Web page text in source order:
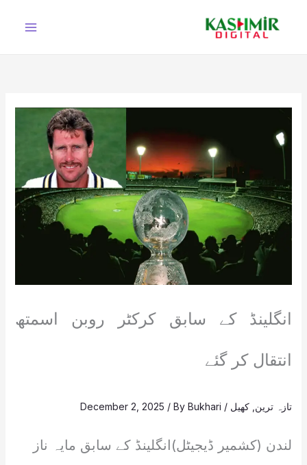
انگلینڈ کے سابق کرکٹر روبن اسمتھ
انتقال کر گئے
تازہ ترین کھیل /
December 2, 2025 / ByBukhari
لندن (کشمیر ڈیجیٹل)انگلینڈ کے سابق مایہ ناز